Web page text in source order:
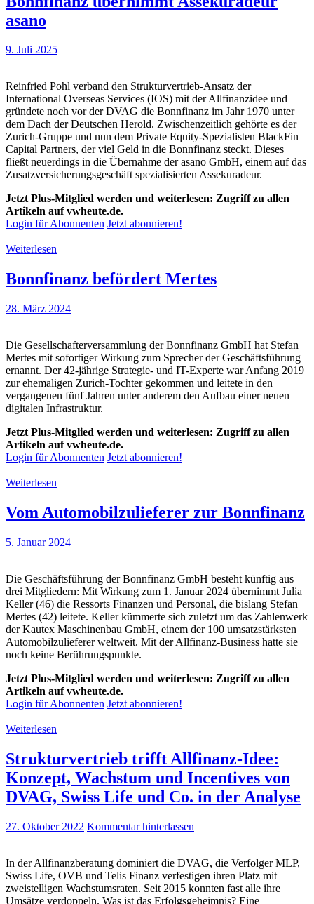
asano
9. Juli 2025
Reinfried Pohl verband den Strukturvertrieb-Ansatz der
International Overseas Services (IOS) mit der Allfinanzidee und
gründete noch vor der DVAG die Bonnfinanz im Jahr 1970 unter
dem Dach der Deutschen Herold. Zwischenzeitlich gehörte es der
Zurich-Gruppe und nun dem Private Equity-Spezialisten BlackFin
Capital Partners, der viel Geld in die Bonnfinanz steckt. Dieses
fließt neuerdings in die Übernahme der asano GmbH, einem auf das
Zusatzversicherungsgeschäft spezialisierten Assekuradeur.
Jetzt Plus-Mitglied werden und weiterlesen: Zugriff zu allen
Artikeln auf vwheute.de.
Login für Abonnenten Jetzt abonnieren!
Weiterlesen
Bonnfinanz befördert Mertes
28. März 2024
Die Gesellschafterversammlung der Bonnfinanz GmbH hat Stefan
Mertes mit sofortiger Wirkung zum Sprecher der Geschäftsführung
ernannt. Der 42-jährige Strategie- und IT-Experte war Anfang 2019
zur ehemaligen Zurich-Tochter gekommen und leitete in den
vergangenen fünf Jahren unter anderem den Aufbau einer neuen
digitalen Infrastruktur.
Jetzt Plus-Mitglied werden und weiterlesen: Zugriff zu allen
Artikeln auf vwheute.de.
Login für Abonnenten Jetzt abonnieren!
Weiterlesen
Vom Automobilzulieferer zur Bonnfinanz
5. Januar 2024
Die Geschäftsführung der Bonnfinanz GmbH besteht künftig aus
drei Mitgliedern: Mit Wirkung zum 1. Januar 2024 übernimmt Julia
Keller (46) die Ressorts Finanzen und Personal, die bislang Stefan
Mertes (42) leitete. Keller kümmerte sich zuletzt um das Zahlenwerk
der Kautex Maschinenbau GmbH, einem der 100 umsatzstärksten
Automobilzulieferer weltweit. Mit der Allfinanz-Business hatte sie
noch keine Berührungspunkte.
Jetzt Plus-Mitglied werden und weiterlesen: Zugriff zu allen
Artikeln auf vwheute.de.
Login für Abonnenten Jetzt abonnieren!
Weiterlesen
Strukturvertrieb trifft Allfinanz-Idee:
Konzept, Wachstum und Incentives von
DVAG, Swiss Life und Co. in der Analyse
27. Oktober 2022 Kommentar hinterlassen
In der Allfinanzberatung dominiert die DVAG, die Verfolger MLP,
Swiss Life, OVB und Telis Finanz verfestigen ihren Platz mit
zweistelligen Wachstumsraten. Seit 2015 konnten fast alle ihre
Umsätze verdoppeln. Was ist das Erfolgsgeheimnis? Eine